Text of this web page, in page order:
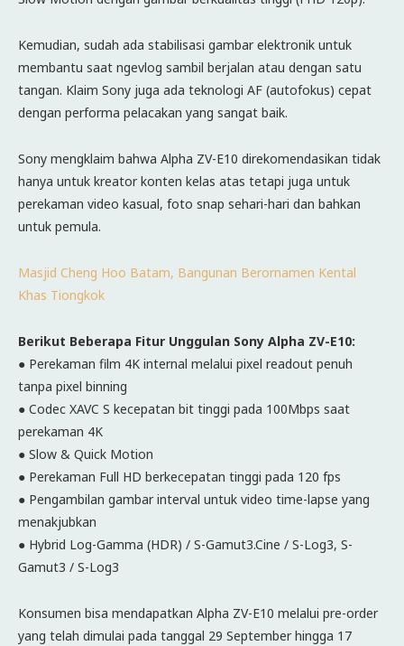
Kemudian, sudah ada stabilisasi gambar elektronik untuk
membantu saat ngevlog sambil berjalan atau dengan satu
tangan. Klaim Sony juga ada teknologi AF (autofokus) cepat
dengan performa pelacakan yang sangat baik.
Sony mengklaim bahwa Alpha ZV-E10 direkomendasikan tidak
hanya untuk kreator konten kelas atas tetapi juga untuk
perekaman video kasual, foto snap sehari-hari dan bahkan
untuk pemula.
Masjid Cheng Hoo Batam, Bangunan Berornamen Kental
Khas Tiongkok
Berikut Beberapa Fitur Unggulan Sony Alpha ZV-E10:
● Perekaman film 4K internal melalui pixel readout penuh
tanpa pixel binning
● Codec XAVC S kecepatan bit tinggi pada 100Mbps saat
perekaman 4K
● Slow & Quick Motion
● Perekaman Full HD berkecepatan tinggi pada 120 fps
● Pengambilan gambar interval untuk video time-lapse yang
menakjubkan
● Hybrid Log-Gamma (HDR) / S-Gamut3.Cine / S-Log3, S-
Gamut3 / S-Log3
Konsumen bisa mendapatkan Alpha ZV-E10 melalui pre-order
yang telah dimulai pada tanggal 29 September hingga 17